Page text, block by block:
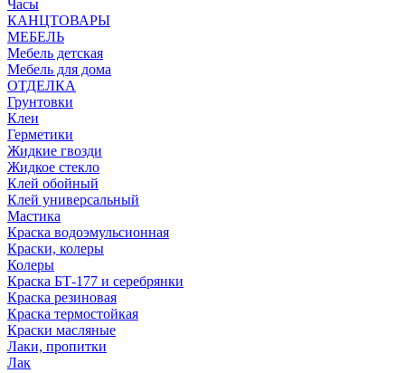
Часы
КАНЦТОВАРЫ
МЕБЕЛЬ
Мебель детская
Мебель для дома
ОТДЕЛКА
Грунтовки
Клеи
Герметики
Жидкие гвозди
Жидкое стекло
Клей обойный
Клей универсальный
Мастика
Краска водоэмульсионная
Краски, колеры
Колеры
Краска БТ-177 и серебрянки
Краска резиновая
Краска термостойкая
Краски масляные
Лаки, пропитки
Лак